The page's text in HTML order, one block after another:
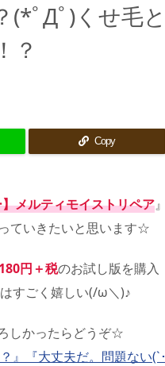
(*ﾟДﾟ)くせ毛と
？
Copy
メルティモイストリペア』
ていきたいと思います☆
180円＋税のお試し版を購入
すごく嬉しい(/ω＼)♪
しかったらどうぞ☆
』『大丈夫だ。問題ない(`･